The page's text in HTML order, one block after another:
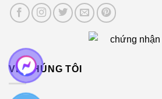
VỀ CHÚNG TÔI